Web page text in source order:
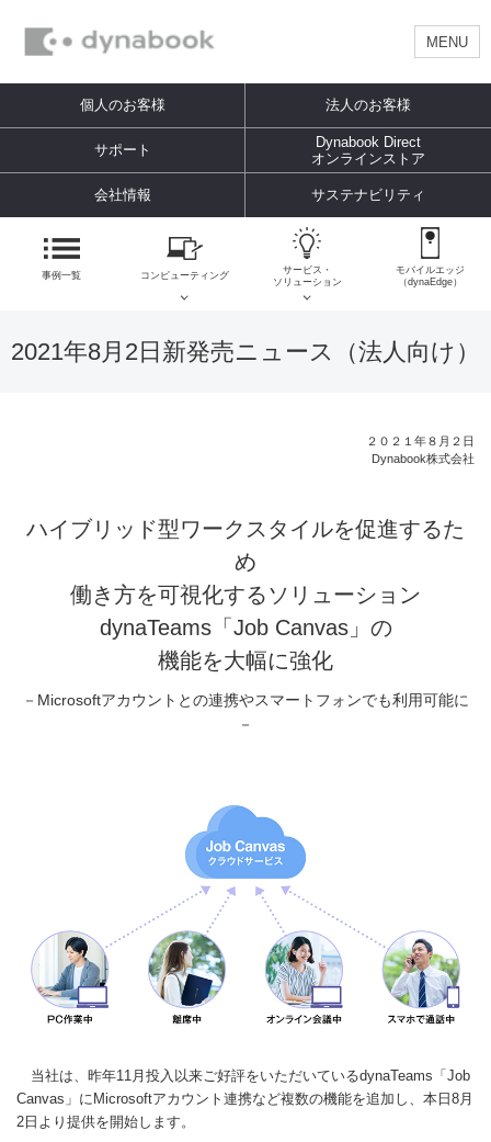
MENU
個人のお客様 法人のお客様
サポート
Dynabook Direct
オンラインストア
会社情報 サステナビリティ
事例一覧 コンピューティング
サービス・
ソリューション
モバイルエッジ
（dynaEdge）
2021年8月2日新発売ニュース（法人向け）
２０２１年８月２日
Dynabook株式会社
ハイブリッド型ワークスタイルを促進するた
め
働き方を可視化するソリューション
dynaTeams「Job Canvas」の
機能を大幅に強化
－Microsoftアカウントとの連携やスマートフォンでも利用可能に
－
当社は、昨年11月投入以来ご好評をいただいているdynaTeams「Job
Canvas」にMicrosoftアカウント連携など複数の機能を追加し、本日8月
2日より提供を開始します。